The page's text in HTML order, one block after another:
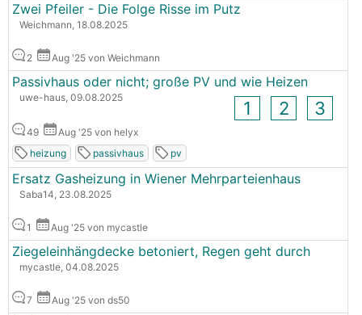
Zwei Pfeiler - Die Folge Risse im Putz
Weichmann, 18.08.2025
2 Aug '25 von Weichmann
Passivhaus oder nicht; große PV und wie Heizen
uwe-haus, 09.08.2025
1 2 3
49
Aug '25 von helyx
heizung
passivhaus pv
Ersatz Gasheizung in Wiener Mehrparteienhaus
Saba14, 23.08.2025
1 Aug '25 von mycastle
Ziegeleinhängdecke betoniert, Regen geht durch
mycastle, 04.08.2025
7 Aug '25 von ds50